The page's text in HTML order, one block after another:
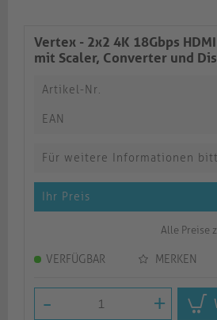
Vertex - 2x2 4K 18Gbps
mit Scaler, Converter und
Artikel-Nr.
EAN
Für weitere Informationen
Ihr Preis
Alle Preise
VERFÜGBAR MERKEN
- +